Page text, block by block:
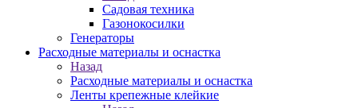
Садовая техника
Газонокосилки
Генераторы
Расходные материалы и оснастка
Назад
Расходные материалы и оснастка
Ленты крепежные клейкие